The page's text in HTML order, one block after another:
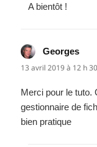
A bientôt !
Georges
13 avril 2019 à 12 h
Merci pour le tuto.
gestionnaire de
bien pratique